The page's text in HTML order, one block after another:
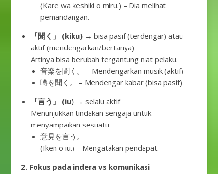
(Kare wa keshiki o miru.) – Dia melihat
pemandangan.
「聞く」 (kiku) → bisa pasif (terdengar) atau
aktif (mendengarkan/bertanya)
Artinya bisa berubah tergantung niat pelaku.
音楽を聞く。 – Mendengarkan musik (aktif)
噂を聞く。 – Mendengar kabar (bisa pasif)
「言う」 (iu) → selalu aktif
Menunjukkan tindakan sengaja untuk
menyampaikan sesuatu.
意見を言う。
(Iken o iu.) – Mengatakan pendapat.
2. Fokus pada indera vs komunikasi